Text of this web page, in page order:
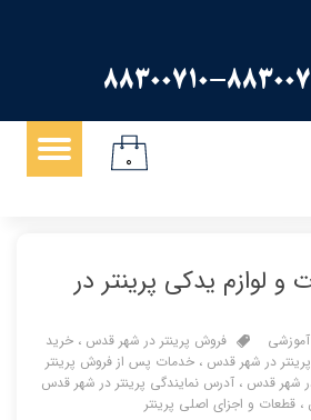
۰
لوازم یدکی پرینتر در
فروش پرینتر در شهر قدس ، خرید
در شهر قدس ، خدمات پس از فروش پرینتر
در شهر قدس ، آدرس نمایندگی پرینتر در شهر قدس
، قطعات و اجزای اصلی پرینتر